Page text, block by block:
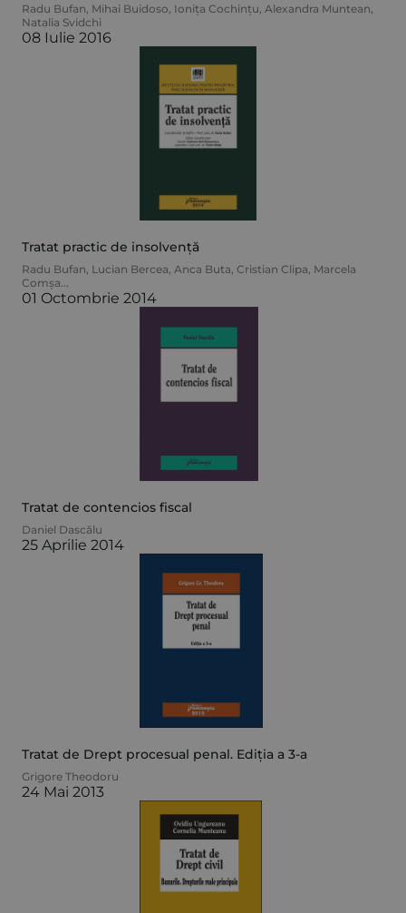
Radu Bufan, Mihai Buidoso, Ionița Cochințu, Alexandra Muntean,
Natalia Svidchi
08 Iulie 2016
Tratat practic de insolvență
Radu Bufan, Lucian Bercea, Anca Buta, Cristian Clipa, Marcela
Comșa...
01 Octombrie 2014
Tratat de contencios fiscal
Daniel Dascălu
25 Aprilie 2014
Tratat de Drept procesual penal. Ediția a 3-a
Grigore Theodoru
24 Mai 2013